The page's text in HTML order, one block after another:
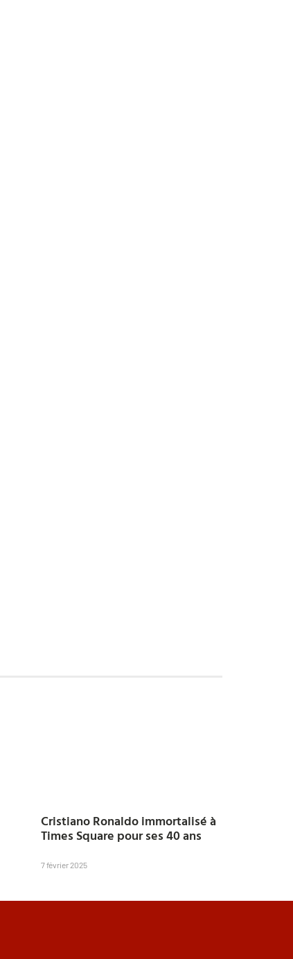
Cristiano Ronaldo immortalisé à
Times Square pour ses 40 ans
7 février 2025